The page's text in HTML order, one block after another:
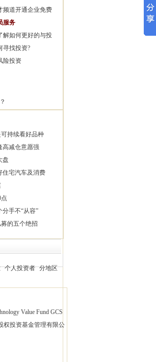
频道开通企业免费
服务
解如何更好的与投
寻找投资?
险投资
持续看好品种
高减仓意愿强
盘
住宅汽车及消费
手不“从容”
的五个绝招
个人投资者 分地区
Value Fund GCS
权投资基金管理有限公